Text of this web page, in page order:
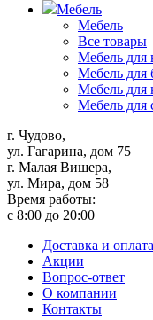
Мебель
Мебель
Все товары
Мебель для
Мебель для
Мебель для
Мебель для
г. Чудово,
ул. Гагарина, дом 75
г. Малая Вишера,
ул. Мира, дом 58
Время работы:
с 8:00 до 20:00
Доставка и оплата
Акции
Вопрос-ответ
О компании
Контакты